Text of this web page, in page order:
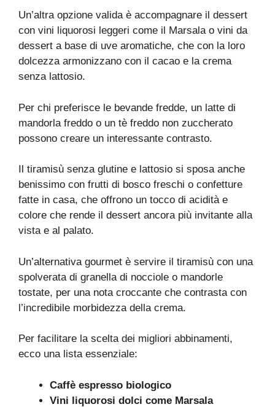
Un’altra opzione valida è accompagnare il dessert
con vini liquorosi leggeri come il Marsala o vini da
dessert a base di uve aromatiche, che con la loro
dolcezza armonizzano con il cacao e la crema
senza lattosio.
Per chi preferisce le bevande fredde, un latte di
mandorla freddo o un tè freddo non zuccherato
possono creare un interessante contrasto.
Il tiramisù senza glutine e lattosio si sposa anche
benissimo con frutti di bosco freschi o confetture
fatte in casa, che offrono un tocco di acidità e
colore che rende il dessert ancora più invitante alla
vista e al palato.
Un’alternativa gourmet è servire il tiramisù con una
spolverata di granella di nocciole o mandorle
tostate, per una nota croccante che contrasta con
l’incredibile morbidezza della crema.
Per facilitare la scelta dei migliori abbinamenti,
ecco una lista essenziale:
Caffè espresso biologico
Vini liquorosi dolci come Marsala